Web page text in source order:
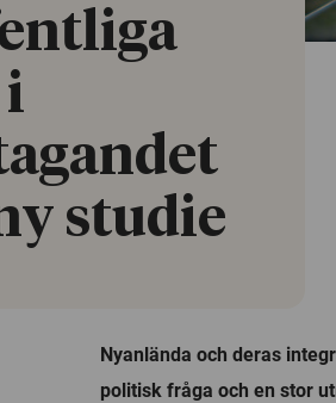
i
studie
Nyanlända och deras
politisk fråga och en stor